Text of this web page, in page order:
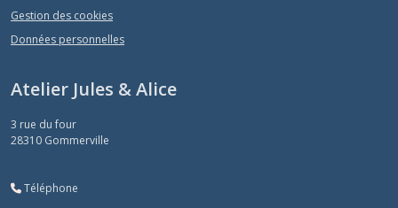
Gestion des cookies
Données personnelles
Atelier Jules & Alice
3 rue du four
28310 Gommerville
Téléphone